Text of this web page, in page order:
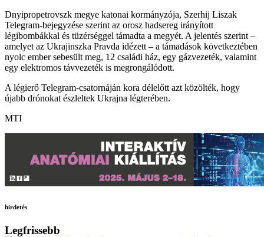
Dnyipropetrovszk megye katonai kormányzója, Szerhij Liszak
Telegram-bejegyzése szerint az orosz hadsereg irányított
légibombákkal és tüzérséggel támadta a megyét. A jelentés szerint –
amelyet az Ukrajinszka Pravda idézett – a támadások következtében
nyolc ember sebesült meg, 12 családi ház, egy gázvezeték, valamint
egy elektromos távvezeték is megrongálódott.
A légierő Telegram-csatornáján kora délelőtt azt közölték, hogy
újabb drónokat észleltek Ukrajna légterében.
MTI
hirdetés
Legfrissebb